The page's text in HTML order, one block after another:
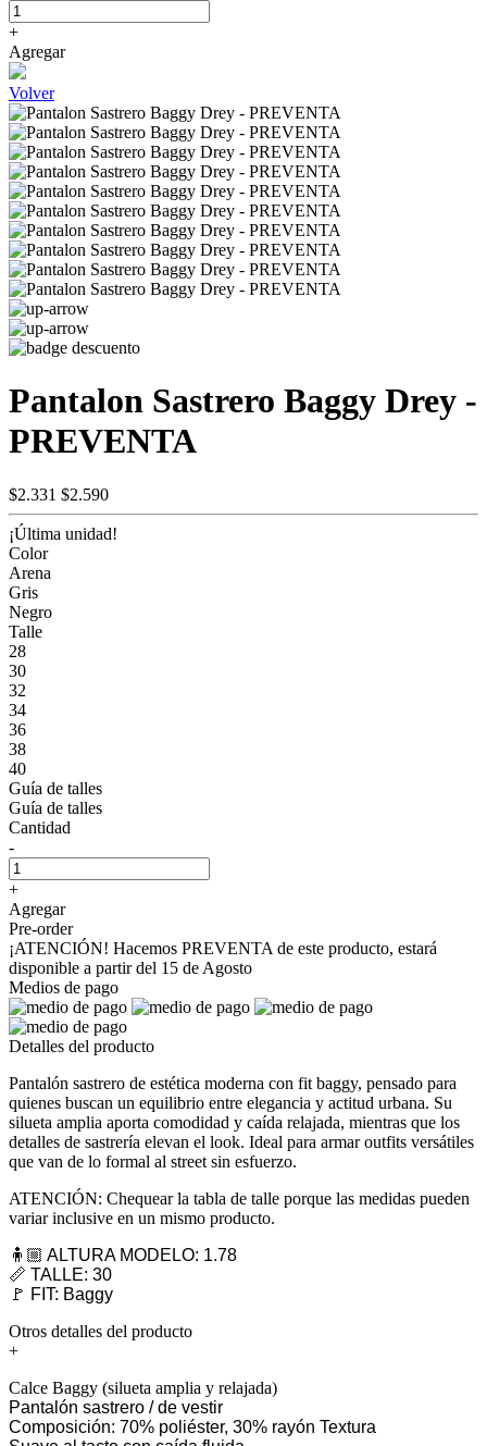
+
Agregar
Volver
Pantalon Sastrero Baggy Drey -
PREVENTA
$2.331 $2.590
¡Última unidad!
Color
Arena
Gris
Negro
Talle
28
30
32
34
36
38
40
Guía de talles
Guía de talles
Cantidad
-
+
Agregar
Pre-order
¡ATENCIÓN! Hacemos PREVENTA de este producto, estará
disponible a partir del 15 de Agosto
Medios de pago
Detalles del producto
Pantalón sastrero de estética moderna con fit baggy, pensado para
quienes buscan un equilibrio entre elegancia y actitud urbana. Su
silueta amplia aporta comodidad y caída relajada, mientras que los
detalles de sastrería elevan el look. Ideal para armar outfits versátiles
que van de lo formal al street sin esfuerzo.
ATENCIÓN: Chequear la tabla de talle porque las medidas pueden
variar inclusive en un mismo producto.
🧍🏼 ALTURA MODELO: 1.78
📏 TALLE: 30
🚩 FIT: Baggy
Otros detalles del producto
+
Calce Baggy (silueta amplia y relajada)
Pantalón sastrero / de vestir
Composición: 70% poliéster, 30% rayón Textura